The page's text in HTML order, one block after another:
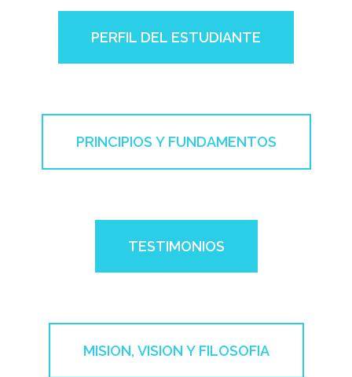
PERFIL DEL ESTUDIANTE
PRINCIPIOS Y FUNDAMENTOS
TESTIMONIOS
MISION, VISION Y FILOSOFIA